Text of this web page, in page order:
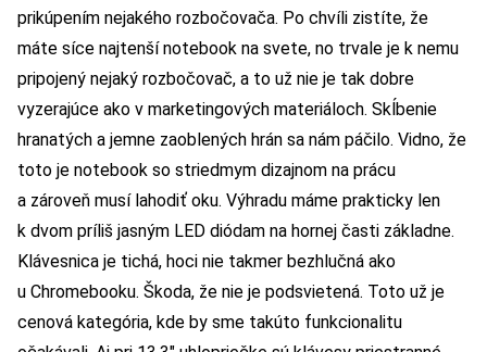
prikúpením nejakého rozbočovača. Po chvíli zistíte, že
máte síce najtenší notebook na svete, no trvale je k nemu
pripojený nejaký rozbočovač, a to už nie je tak dobre
vyzerajúce ako v marketingových materiáloch. Skĺbenie
hranatých a jemne zaoblených hrán sa nám páčilo. Vidno, že
toto je notebook so striedmym dizajnom na prácu
a zároveň musí lahodiť oku. Výhradu máme prakticky len
k dvom príliš jasným LED diódam na hornej časti základne.
Klávesnica je tichá, hoci nie takmer bezhlučná ako
u Chromebooku. Škoda, že nie je podsvietená. Toto už je
cenová kategória, kde by sme takúto funkcionalitu